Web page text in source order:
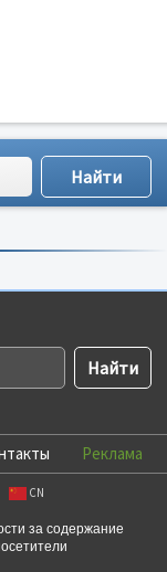
;рейтингу;отзывам
Реклама
CN
за содержание